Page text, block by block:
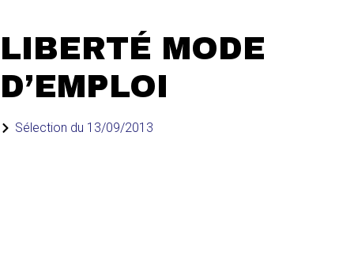
LIBERTÉ MODE
D’EMPLOI
Sélection du 13/09/2013